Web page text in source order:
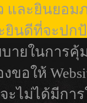
ละยินยอม
ยินดีที่จะปก
บายในการ
ขอให้
ะไม่ได้มีกา